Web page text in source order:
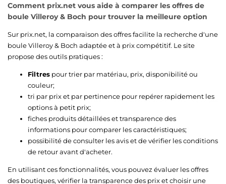
Comment prix.net vous aide à comparer les offres de
boule Villeroy & Boch pour trouver la meilleure option
Sur prix.net, la comparaison des offres facilite la recherche d'une
boule Villeroy & Boch adaptée et à prix compétitif. Le site
propose des outils pratiques :
Filtres pour trier par matériau, prix, disponibilité ou
couleur;
tri par prix et par pertinence pour repérer rapidement les
options à petit prix;
fiches produits détaillées et transparence des
informations pour comparer les caractéristiques;
possibilité de consulter les avis et de vérifier les conditions
de retour avant d'acheter.
En utilisant ces fonctionnalités, vous pouvez évaluer les offres
des boutiques, vérifier la transparence des prix et choisir une